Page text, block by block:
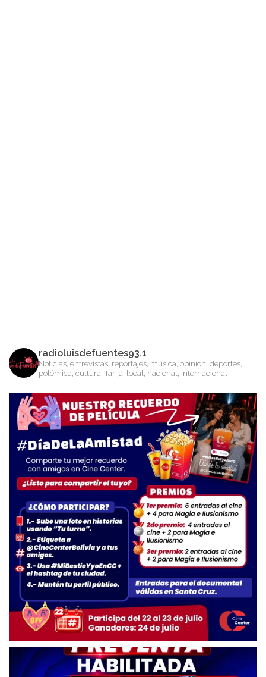
radioluisdefuentes93.1
Noticias, entrevistas, reportajes, música, opinión, deportes,
polémica, cultura, Tarija, local, nacional, internacional